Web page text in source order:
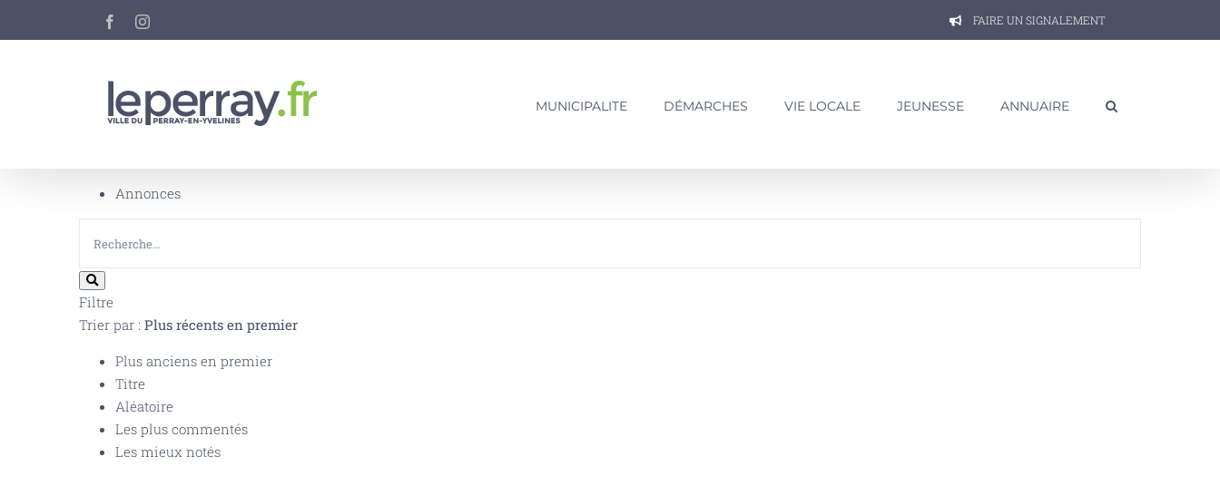
FacebookInstagram FAIRE UN SIGNALEMENT
MUNICIPALITE DÉMARCHES VIE LOCALE JEUNESSE ANNUAIRE
Annonces
Filtre
Trier par : Plus récents en premier
Plus anciens en premier
Titre
Aléatoire
Les plus commentés
Les mieux notés